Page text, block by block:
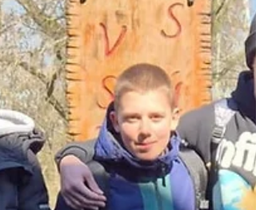
1. B třídy vydali na svou první velkou exkurzi –
do výrobního podniku Marlenka ve...